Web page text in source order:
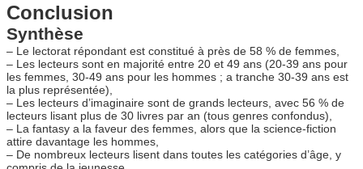
Conclusion
Synthèse
– Le lectorat répondant est constitué à près de 58 % de femmes,
– Les lecteurs sont en majorité entre 20 et 49 ans (20-39 ans pour
les femmes, 30-49 ans pour les hommes ; a tranche 30-39 ans est
la plus représentée),
– Les lecteurs d’imaginaire sont de grands lecteurs, avec 56 % de
lecteurs lisant plus de 30 livres par an (tous genres confondus),
– La fantasy a la faveur des femmes, alors que la science-fiction
attire davantage les hommes,
– De nombreux lecteurs lisent dans toutes les catégories d’âge, y